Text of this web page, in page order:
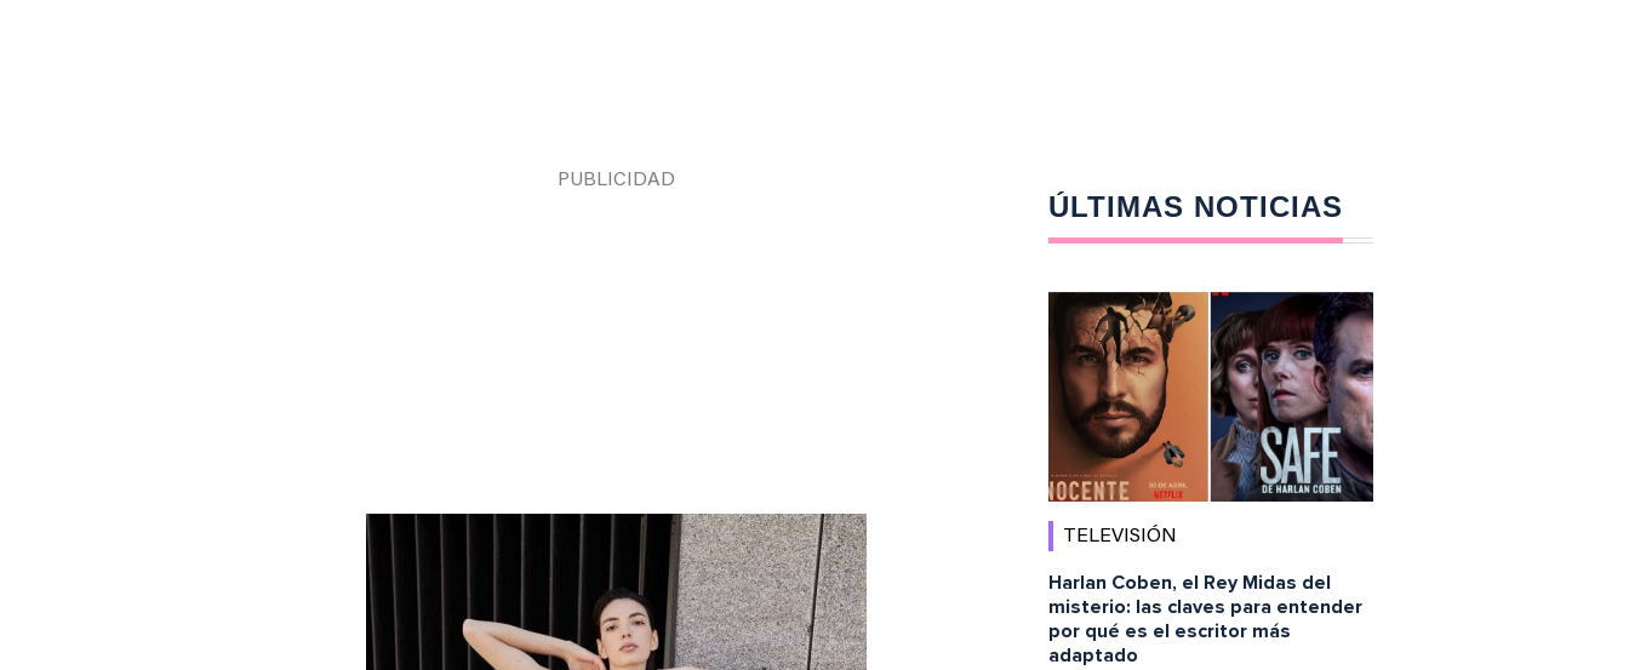
ÚLTIMAS NOTICIAS
TELEVISIÓN
Harlan Coben, el Rey Midas del
misterio: las claves para entender
por qué es el escritor más
adaptado